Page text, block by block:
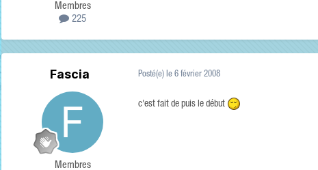
Membres
225
Fascia
Membres
Posté(e) le 6 février 2008
c'est fait de puis le début